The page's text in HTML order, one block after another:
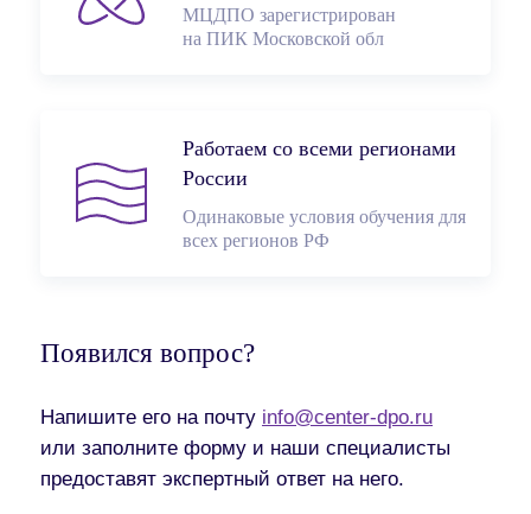
МЦДПО зарегистрирован
на ПИК Московской обл
Работаем со всеми регионами
России
Одинаковые условия обучения для
всех регионов РФ
Появился вопрос?
Напишите его на почту info@center-dpo.ru
или заполните форму и наши специалисты
предоставят экспертный ответ на него.